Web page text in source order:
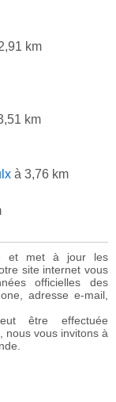
km
km
à 3,76 km
et met à jour les
site internet vous
officielles des
adresse e-mail,
être effectuée
nous vous invitons à